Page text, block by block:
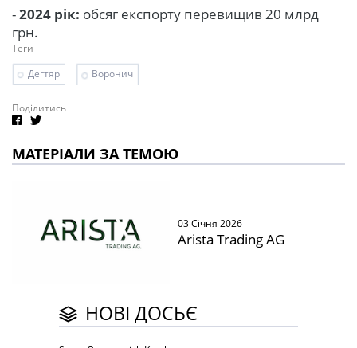
-2024 рік: обсяг експорту перевищив 20 млрд
грн.
Теги
Дегтяр
Воронич
Поділитись
МАТЕРІАЛИ ЗА ТЕМОЮ
03 Січня 2026
Arista Trading AG
НОВІ ДОСЬЄ